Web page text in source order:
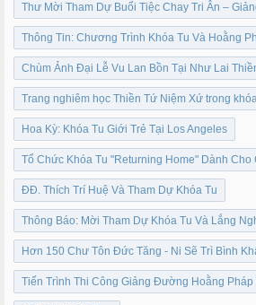
Thư Mời Tham Dự Buổi Tiệc Chay Tri Ân –
Thông Tin: Chương Trình Khóa Tu Và Hoằng
Chùm Ảnh Đại Lễ Vu Lan Bồn Tại Như Lai
Trang nghiêm học Thiền Tứ Niệm Xứ trong
Hoa Kỳ: Khóa Tu Giới Trẻ Tại Los Angeles
Tổ Chức Khóa Tu "Returning Home" Dành Cho
ĐĐ. Thích Trí Huệ Và Tham Dự Khóa Tu
Thông Báo: Mời Tham Dự Khóa Tu Và Lắng
Hơn 150 Chư Tôn Đức Tăng - Ni Sẽ Trì Bình
Tiến Trình Thi Công Giảng Đường Hoằng